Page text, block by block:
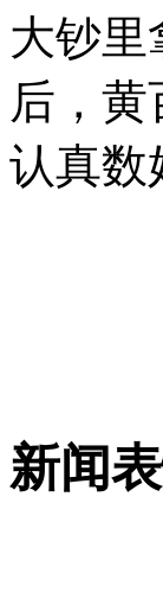
大钞里
后，
认真数
新闻